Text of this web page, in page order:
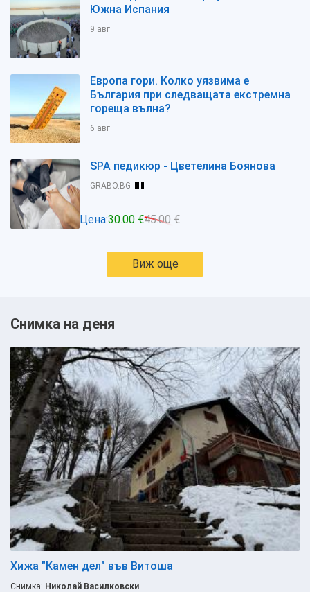
Южна Испания
9 авг
Европа гори. Колко уязвима е
България при следващата екстремна
гореща вълна?
6 авг
SPA педикюр - Цветелина Боянова
GRABO.BG
Цена:30.00 €45.00 €
Виж още
Снимка на деня
Хижа "Камен дел" във Витоша
Снимка: Николай Василковски